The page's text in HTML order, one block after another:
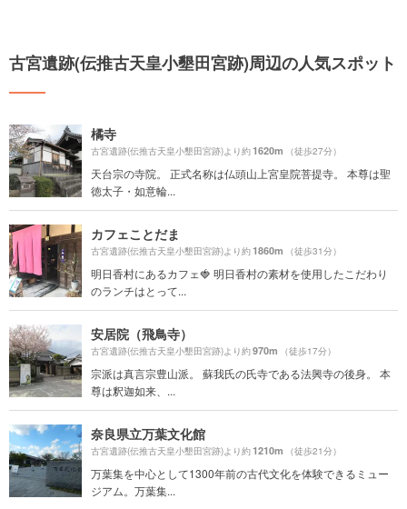
古宮遺跡(伝推古天皇小墾田宮跡)周辺の人気スポット
橘寺
古宮遺跡(伝推古天皇小墾田宮跡)より約1620m （徒歩27分）
天台宗の寺院。 正式名称は仏頭山上宮皇院菩提寺。 本尊は聖
徳太子・如意輪...
カフェことだま
古宮遺跡(伝推古天皇小墾田宮跡)より約1860m （徒歩31分）
明日香村にあるカフェ🍓 明日香村の素材を使用したこだわり
のランチはとって...
安居院（飛鳥寺）
古宮遺跡(伝推古天皇小墾田宮跡)より約970m （徒歩17分）
宗派は真言宗豊山派。 蘇我氏の氏寺である法興寺の後身。 本
尊は釈迦如来、...
奈良県立万葉文化館
古宮遺跡(伝推古天皇小墾田宮跡)より約1210m （徒歩21分）
万葉集を中心として1300年前の古代文化を体験できるミュー
ジアム。万葉集...